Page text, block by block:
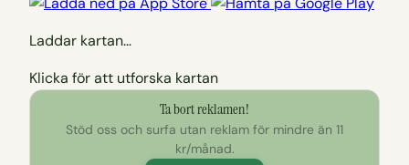
Laddar kartan…
Klicka för att utforska kartan
Ta bort reklamen!
Stöd oss och surfa utan reklam för mindre än 11
kr/månad.